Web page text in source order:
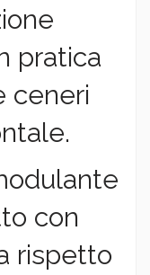
pratica
ceneri
con
rispetto